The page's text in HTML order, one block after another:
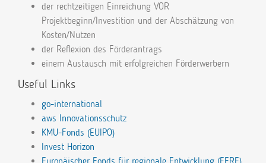
der rechtzeitigen Einreichung VOR
Projektbeginn/Investition und der Abschätzung von
Kosten/Nutzen
der Reflexion des Förderantrags
einem Austausch mit erfolgreichen Förderwerbern
Useful Links
go-international
aws Innovationsschutz
KMU-Fonds (EUIPO)
Invest Horizon